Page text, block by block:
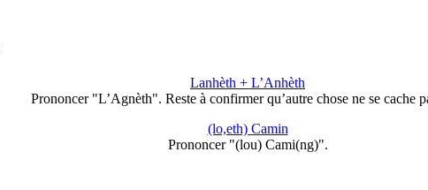
Lanhèth + L’Anhèth
Prononcer "L’Agnèth". Reste à confirmer qu’autre chose ne se cache
(lo,eth) Camin
Prononcer "(lou) Cami(ng)".